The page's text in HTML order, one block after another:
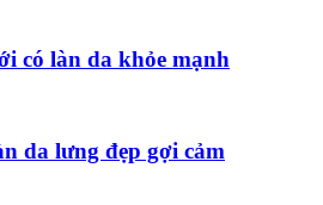
có làn da khỏe mạnh
da lưng đẹp gợi cảm